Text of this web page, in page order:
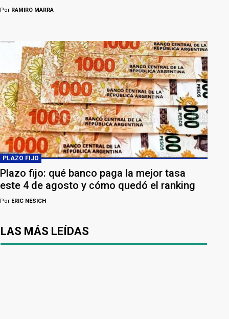
Por RAMIRO MARRA
PLAZO FIJO
Plazo fijo: qué banco paga la mejor tasa
este 4 de agosto y cómo quedó el ranking
Por ERIC NESICH
LAS MÁS LEÍDAS